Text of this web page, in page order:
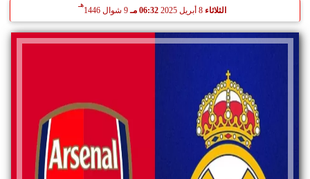
الثلاثاء 06:32 مـ 9 شوال 1446
هـ